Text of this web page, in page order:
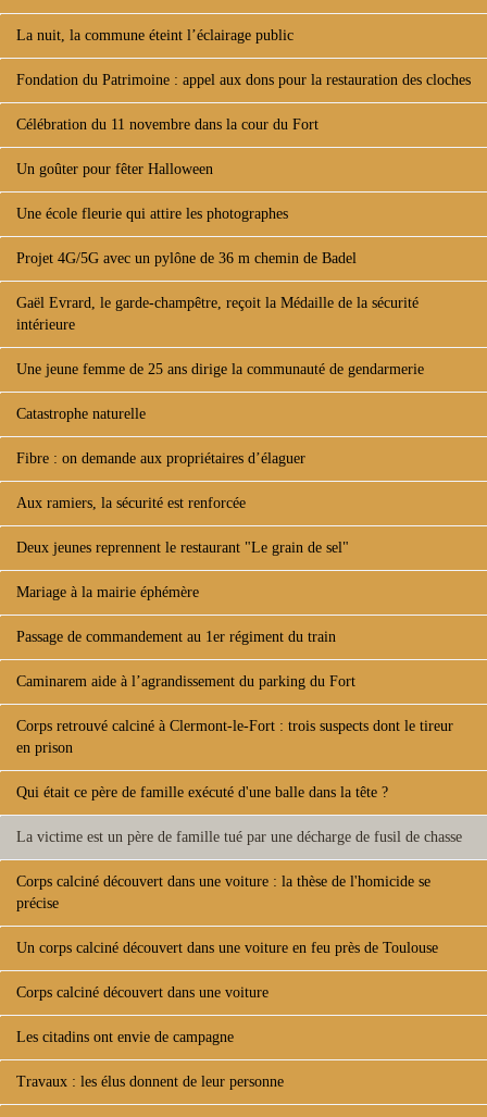
La nuit, la commune éteint l’éclairage public
Fondation du Patrimoine : appel aux dons pour la restauration des cloches
Célébration du 11 novembre dans la cour du Fort
Un goûter pour fêter Halloween
Une école fleurie qui attire les photographes
Projet 4G/5G avec un pylône de 36 m chemin de Badel
Gaël Evrard, le garde-champêtre, reçoit la Médaille de la sécurité
intérieure
Une jeune femme de 25 ans dirige la communauté de gendarmerie
Catastrophe naturelle
Fibre : on demande aux propriétaires d’élaguer
Aux ramiers, la sécurité est renforcée
Deux jeunes reprennent le restaurant "Le grain de sel"
Mariage à la mairie éphémère
Passage de commandement au 1er régiment du train
Caminarem aide à l’agrandissement du parking du Fort
Corps retrouvé calciné à Clermont-le-Fort : trois suspects dont le tireur
en prison
Qui était ce père de famille exécuté d'une balle dans la tête ?
La victime est un père de famille tué par une décharge de fusil de chasse
Corps calciné découvert dans une voiture : la thèse de l'homicide se
précise
Un corps calciné découvert dans une voiture en feu près de Toulouse
Corps calciné découvert dans une voiture
Les citadins ont envie de campagne
Travaux : les élus donnent de leur personne